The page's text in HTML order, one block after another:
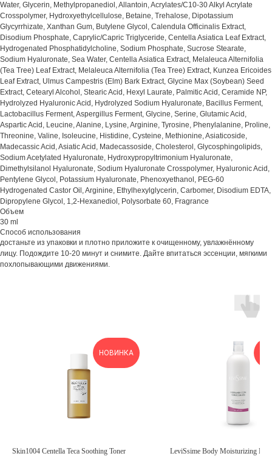
Water, Glycerin, Methylpropanediol, Allantoin, Acrylates/C10-30 Alkyl Acrylate
Crosspolymer, Hydroxyethylcellulose, Betaine, Trehalose, Dipotassium
Glycyrrhizate, Xanthan Gum, Butylene Glycol, Calendula Officinalis Extract,
Disodium Phosphate, Caprylic/Capric Triglyceride, Centella Asiatica Leaf Extract,
Hydrogenated Phosphatidylcholine, Sodium Phosphate, Sucrose Stearate,
Sodium Hyaluronate, Sea Water, Centella Asiatica Extract, Melaleuca Alternifolia
(Tea Tree) Leaf Extract, Melaleuca Alternifolia (Tea Tree) Extract, Kunzea Ericoides
Leaf Extract, Ulmus Campestris (Elm) Bark Extract, Glycine Max (Soybean) Seed
Extract, Cetearyl Alcohol, Stearic Acid, Hexyl Laurate, Palmitic Acid, Ceramide NP,
Hydrolyzed Hyaluronic Acid, Hydrolyzed Sodium Hyaluronate, Bacillus Ferment,
Lactobacillus Ferment, Aspergillus Ferment, Glycine, Serine, Glutamic Acid,
Aspartic Acid, Leucine, Alanine, Lysine, Arginine, Tyrosine, Phenylalanine, Proline,
Threonine, Valine, Isoleucine, Histidine, Cysteine, Methionine, Asiaticoside,
Madecassic Acid, Asiatic Acid, Madecassoside, Cholesterol, Glycosphingolipids,
Sodium Acetylated Hyaluronate, Hydroxypropyltrimonium Hyaluronate,
Dimethylsilanol Hyaluronate, Sodium Hyaluronate Crosspolymer, Hyaluronic Acid,
Pentylene Glycol, Potassium Hyaluronate, Phenoxyethanol, PEG-60
Hydrogenated Castor Oil, Arginine, Ethylhexylglycerin, Carbomer, Disodium EDTA,
Dipropylene Glycol, 1,2-Hexanediol, Polysorbate 60, Fragrance
Объем
30 ml
Способ использования
достаньте из упаковки и плотно приложите к очищенному, увлажнённому
лицу. Подождите 10-20 минут и снимите. Дайте впитаться эссенции, мягкими
похлопывающими движениями.
НОВИНКА
Skin1004 Centella Teca Soothing Toner LeviSsime Body Moisturizing Milk